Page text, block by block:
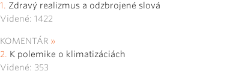
Zdravý realizmus a odzbrojené slová
Videné: 1422
KOMENTÁR
K polemike o klimatizáciách
Videné: 353